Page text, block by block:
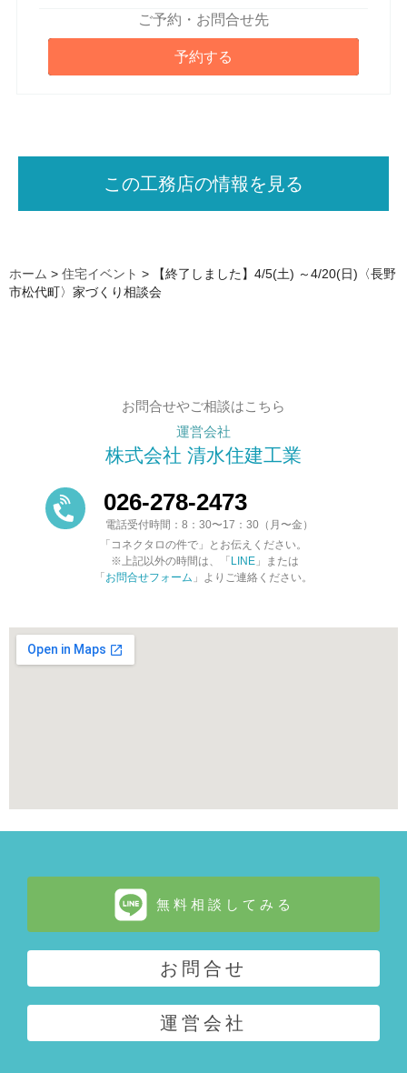
ご予約・お問合せ先
予約する
この工務店の情報を見る
ホーム > 住宅イベント >
【終了しました】4/5(土) ～4/20(日)〈長野
市松代町〉家づくり相談会
お問合せやご相談はこちら
運営会社
株式会社 清水住建工業
026-278-2473
電話受付時間：8：30〜17：30（月〜金）
「コネクタロの件で」とお伝えください。
※上記以外の時間は、「 LINE 」または
「 お問合せフォーム 」よりご連絡ください。
無料相談してみる
お問合せ
運営会社